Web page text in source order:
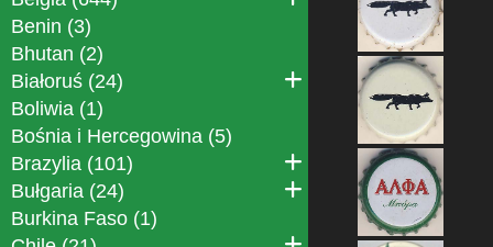
Benin (3)
Bhutan (2)
Białoruś (24)
Boliwia (1)
Bośnia i Hercegowina (5)
Brazylia (101)
Bułgaria (24)
Burkina Faso (1)